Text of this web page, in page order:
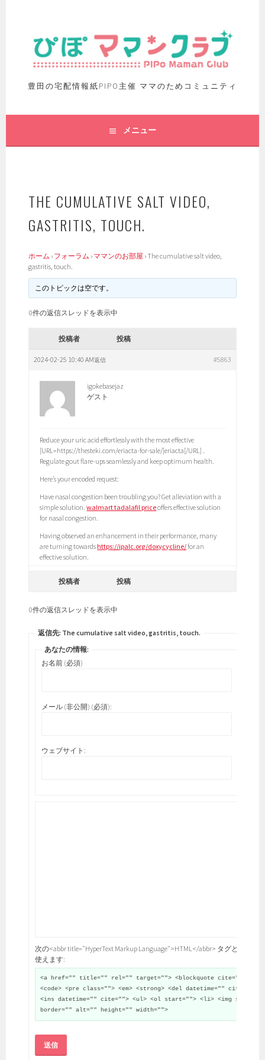
豊田の宅配情報紙PIPO主催 ママのためコミュニティ
メニュー
THE CUMULATIVE SALT VIDEO,
GASTRITIS, TOUCH.
ホーム › フォーラム › ママンのお部屋 ›The cumulative salt video,
gastritis, touch.
このトピックは空です。
0件の返信スレッドを表示中
投稿者 投稿
2024-02-25 10:40 AM #5863
返信
igokebasejaz
ゲスト
Reduce your uric acid effortlessly with the most effective
[URL=https://thesteki.com/eriacta-for-sale/]eriacta[/URL] .
Regulate gout flare-ups seamlessly and keep optimum health.
Here’s your encoded request:
Have nasal congestion been troubling you? Get alleviation with a
simple solution.walmart tadalafil priceoffers effective solution
for nasal congestion.
Having observed an enhancement in their performance, many
are turning towards https://ipalc.org/doxycycline/for an
effective solution.
投稿者 投稿
0件の返信スレッドを表示中
返信先: The cumulative salt video, gastritis, touch.
あなたの情報:
お名前 (必須)
メール (非公開) (必須):
ウェブサイト:
次の<abbr title="HyperText Markup Language">HTML</abbr> タグと属性が
使えます:
<a href="" title="" rel="" target=""> <blockquote cite="">
<code> <pre class=""> <em> <strong> <del datetime="" cite="">
<ins datetime="" cite=""> <ul> <ol start=""> <li> <img src=""
border="" alt="" height="" width="">
送信